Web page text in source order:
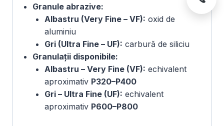
Granule abrazive:
Albastru (Very Fine – VF): oxid de
aluminiu
Gri (Ultra Fine – UF): carbură de siliciu
Granulații disponibile:
Albastru – Very Fine (VF): echivalent
aproximativ P320–P400
Gri – Ultra Fine (UF): echivalent
aproximativ P600–P800